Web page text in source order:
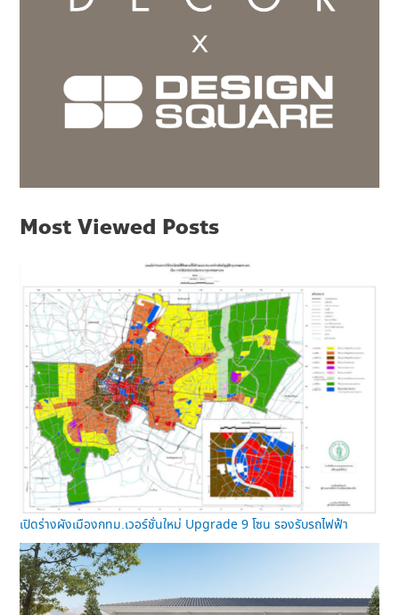
Most Viewed Posts
เปิดร่างผังเมืองกทม.เวอร์ชั่นใหม่ Upgrade 9 โซน รองรับรถไฟฟ้า